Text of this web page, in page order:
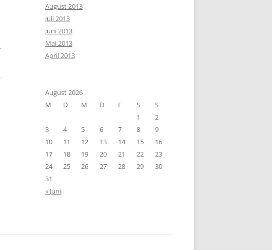
,
August 2013
Juli 2013
Juni 2013
Mai 2013
April 2013
August 2026
M
D M D F S
S
1
2
3
4 5 6 7 8
9
10
11 12 13 14 15
16
17
18 19 20 21 22
23
24
25 26 27 28 29
30
31
« Juni